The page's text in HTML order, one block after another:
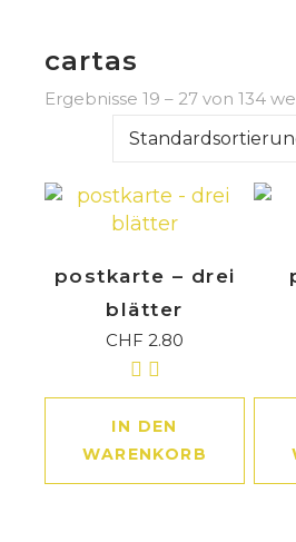
cartas
Ergebnisse 19 – 27 von 134
postkarte – drei
blätter
CHF 2.80
IN DEN
WARENKORB